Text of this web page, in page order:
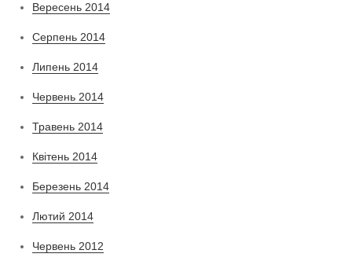
Вересень 2014
Серпень 2014
Липень 2014
Червень 2014
Травень 2014
Квітень 2014
Березень 2014
Лютий 2014
Червень 2012